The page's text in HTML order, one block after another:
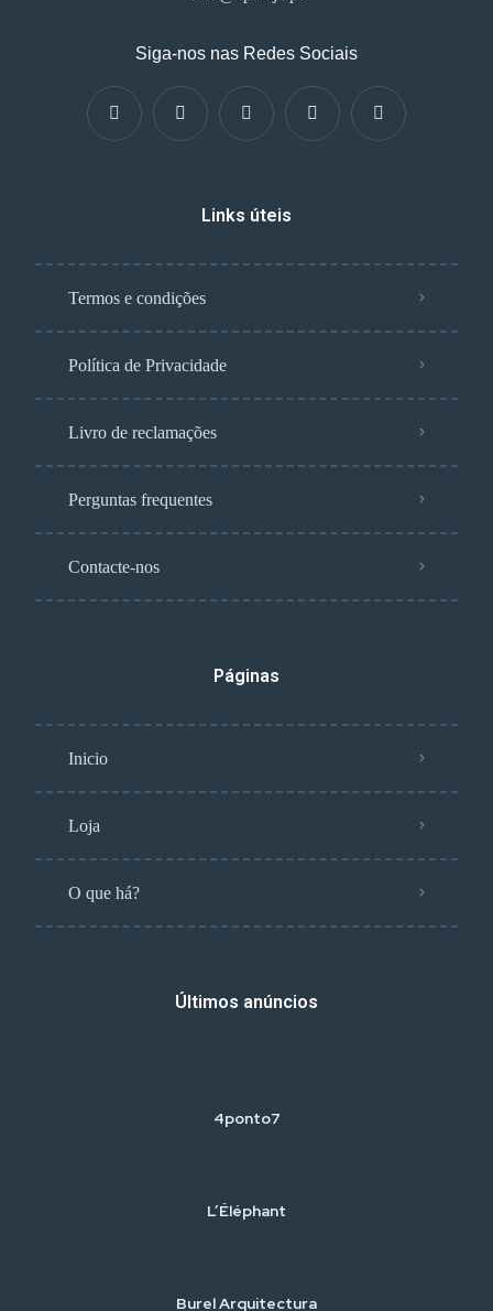
Siga-nos nas Redes Sociais
Links úteis
Termos e condições
Política de Privacidade
Livro de reclamações
Perguntas frequentes
Contacte-nos
Páginas
Inicio
Loja
O que há?
Últimos anúncios
4ponto7
L’Éléphant
Burel Arquitectura